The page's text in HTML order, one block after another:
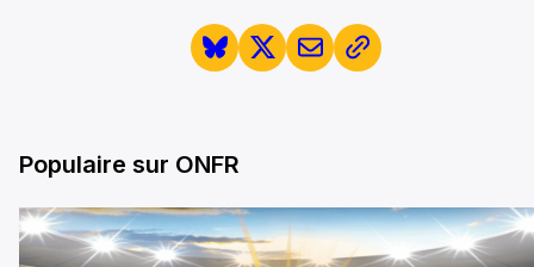
Populaire sur ONFR